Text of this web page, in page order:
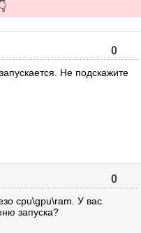
0
Не подскажите
0
cpu\gpu\ram. У вас
запуска?